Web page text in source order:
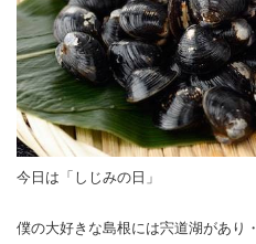
今日は「しじみの日」
僕の大好きな島根には宍道湖があり・